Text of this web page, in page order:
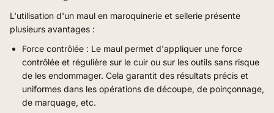
L'utilisation d'un maul en maroquinerie et sellerie présente
plusieurs avantages :
Force contrôlée : Le maul permet d'appliquer une force
contrôlée et régulière sur le cuir ou sur les outils sans risque
de les endommager. Cela garantit des résultats précis et
uniformes dans les opérations de découpe, de poinçonnage,
de marquage, etc.